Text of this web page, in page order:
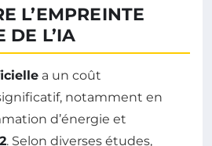
L’EMPREINTE
DE L’IA
a un coût
notamment en
d’énergie et
. Selon diverses études,